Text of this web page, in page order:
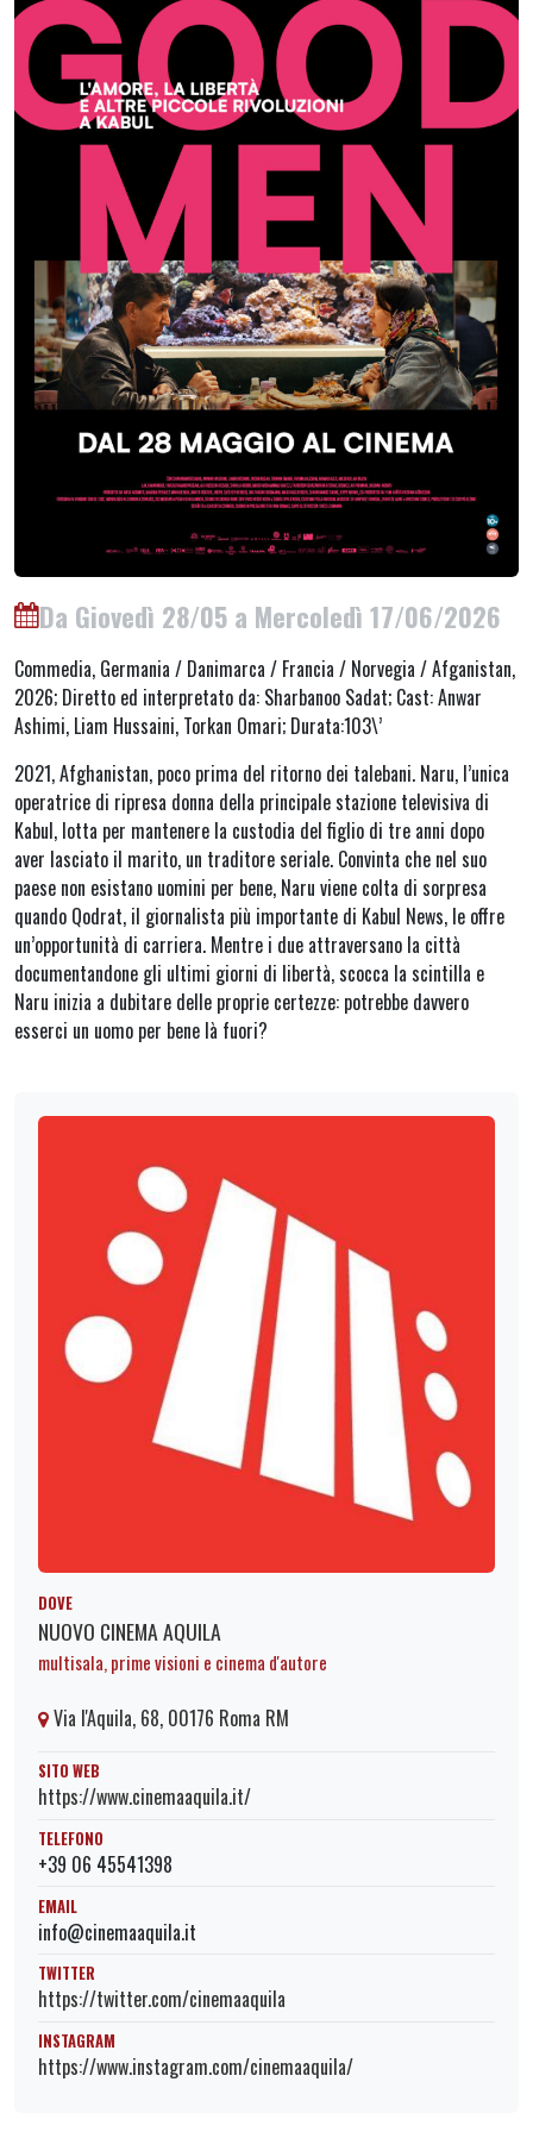
Da Giovedì 28/05 a Mercoledì 17/06/2026
Commedia, Germania / Danimarca / Francia / Norvegia / Afganistan,
2026; Diretto ed interpretato da: Sharbanoo Sadat; Cast: Anwar
Ashimi, Liam Hussaini, Torkan Omari; Durata:103\’
2021, Afghanistan, poco prima del ritorno dei talebani. Naru, l’unica
operatrice di ripresa donna della principale stazione televisiva di
Kabul, lotta per mantenere la custodia del figlio di tre anni dopo
aver lasciato il marito, un traditore seriale. Convinta che nel suo
paese non esistano uomini per bene, Naru viene colta di sorpresa
quando Qodrat, il giornalista più importante di Kabul News, le offre
un’opportunità di carriera. Mentre i due attraversano la città
documentandone gli ultimi giorni di libertà, scocca la scintilla e
Naru inizia a dubitare delle proprie certezze: potrebbe davvero
esserci un uomo per bene là fuori?
DOVE
NUOVO CINEMA AQUILA
multisala, prime visioni e cinema d'autore
Via l'Aquila, 68, 00176 Roma RM
SITO WEB
https://www.cinemaaquila.it/
TELEFONO
+39 06 45541398
EMAIL
info@cinemaaquila.it
TWITTER
https://twitter.com/cinemaaquila
INSTAGRAM
https://www.instagram.com/cinemaaquila/